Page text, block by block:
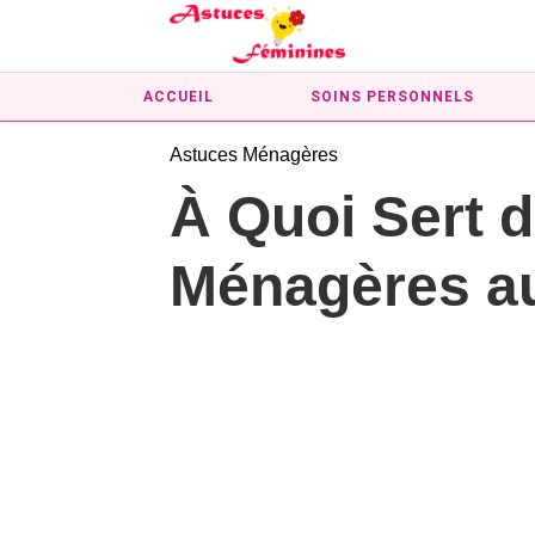
ACCUEIL SOINS PERSONNELS
Astuces Ménagères
À Quoi Sert
Ménagères